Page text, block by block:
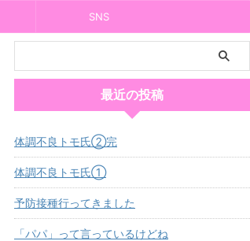
SNS
最近の投稿
体調不良トモ氏②完
体調不良トモ氏①
予防接種行ってきました
「パパ」って言っているけどね